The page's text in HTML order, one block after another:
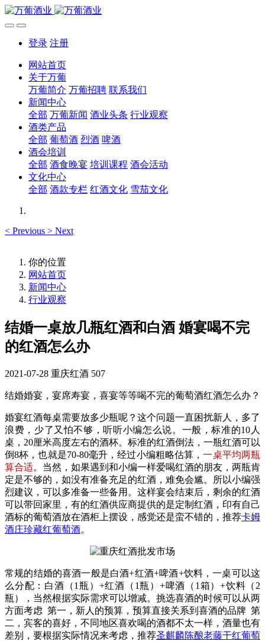
登录 注册
网站首页
关于万葡
万葡简介 万葡招聘 联系我们
新闻中心
全部 万葡新闻 酒业头条 行业观察
酒类产品
全部 葡萄酒 烈酒 啤酒
酒会培训
全部 酒食晚宴 培训课程 酒会活动
文化中心
全部 酒款专栏 红酒文化 雪茄文化
< Previous > Next
你的位置
网站首页
新闻中心
行业观察
结婚一桌放几瓶红酒和白酒 婚宴喝不完
的红酒怎么办
2021-07-28 重庆红酒 507
结婚婚宴，宴席寿宴，喜宴等等喝不完的葡萄酒红酒怎么办？
婚宴红酒每桌需要放多少瓶呢？这个问题一直困扰新人，多了
浪费，少了又怕不够，听听小编怎么说。一般，标准的10人
桌，20厘米高度左右的酒杯。标准的红酒倒法，一瓶红酒可以
倒8杯，也就是70-80毫升，经过小编粗略估算，一桌平均两瓶
算合适。当然，如果遇到和小编一样爱喝红酒的朋友，两瓶肯
定是不够的，如没有准备充足的红酒，难免会尴。所以小编强
烈建议，可以多准备一些备用。这样宴会结束后，剩余的红酒
可以带回家里，有的红酒供应商提供的是定制红酒，印有自己
酒标的葡萄酒放在酒柜上摆设，感觉还是蛮不错的，推荐卡姆
酒庄珍藏红葡萄酒。
常规的结婚的喜酒一般是白酒+红酒+啤酒+饮料，一桌可以这
么分配：白酒（1瓶）+红酒（1瓶）+啤酒（1箱）+饮料（2
瓶），当然根据实际需求可以增减。挑选喜酒的时候可以从两
方面考虑 第一，新人的预算，预算直接关系到喜酒的品牌 第
二，宾客的喜好，不同地区喜欢喝的酒都不太一样，酒量也有
差别，要根据实际情况来考虑，推荐圣麒麟陈酿老藤干红葡萄